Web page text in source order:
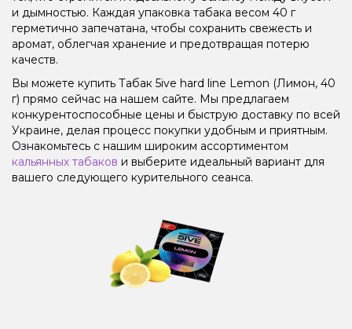
и дымностью. Каждая упаковка табака весом 40 г
герметично запечатана, чтобы сохранить свежесть и
аромат, облегчая хранение и предотвращая потерю
качеств.
Вы можете купить Табак 5ive hard line Lemon (Лимон, 40
г) прямо сейчас на нашем сайте. Мы предлагаем
конкурентоспособные цены и быструю доставку по всей
Украине, делая процесс покупки удобным и приятным.
Ознакомьтесь с нашим широким ассортиментом
кальянных табаков и выберите идеальный вариант для
вашего следующего курительного сеанса.